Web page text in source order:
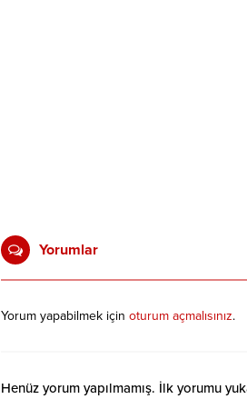
Yorumlar
Yorum yapabilmek için oturum açmalısınız.
Henüz yorum yapılmamış. İlk yorumu